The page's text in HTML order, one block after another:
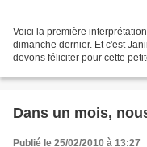
Voici la première
dimanche dernier. Et c'est
devons féliciter pour cette
Dans un mois,
Publié le 25/02/2010 à 13:27